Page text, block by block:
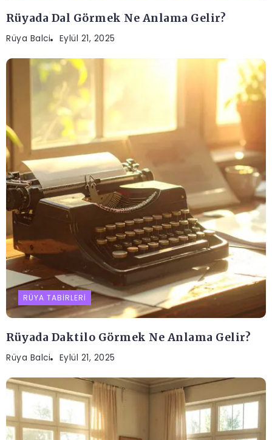
Rüyada Dal Görmek Ne Anlama Gelir?
Rüya Balci Eylül 21, 2025
RÜYA TABIRLERI
Rüyada Daktilo Görmek Ne Anlama Gelir?
Rüya Balci Eylül 21, 2025